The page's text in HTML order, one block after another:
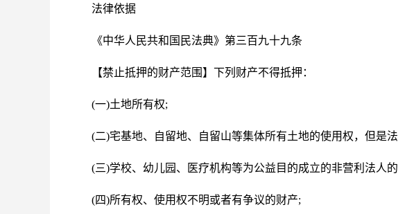
法律依据
《中华人民共和国民法典》第三百九十九条
【禁止抵押的财产范围】下列财产不得抵押：
(一)土地所有权;
(二)宅基地、自留地、自留山等集体所有土地的使用权，但是
(三)学校、幼儿园、医疗机构等为公益目的成立的非营利法人
(四)所有权、使用权不明或者有争议的财产;